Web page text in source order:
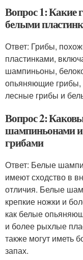
Вопрос 1: Какие
белыми
Ответ: Грибы,
пластинками,
шампиньоны,
опьяняющие
лесные грибы и
Вопрос 2:
шампиньонами
грибами
Ответ: Белые
имеют сходство в
отличия. Белые
крепкие ножки и
как белые
и более рыхлые
также могут иметь
запах.